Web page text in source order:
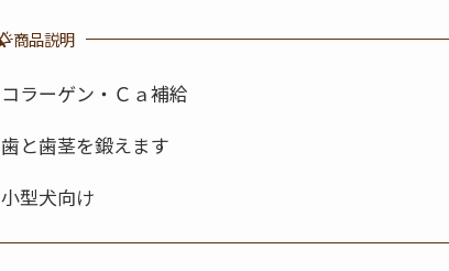
商品説明
コラーゲン・Ｃａ補給
歯と歯茎を鍛えます
小型犬向け